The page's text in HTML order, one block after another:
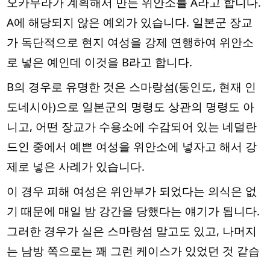
A에 해당되지 않은 예외가 있습니다. 일본군 장교
가 독단적으로 현지 여성을 강제 연행하여 위안소
로 넣은 예인데 이것을 B라고 합니다.
B의 경우로 유명한 것은 스마랑섬(동인도, 현재 인
도네시아)으로 일본군의 명령도 상관의 명령도 아
니고, 어떤 장교가 수용소에 수감되어 있는 네덜란
드인 중에서 예쁜 여성을 위안소에 넣자고 해서 강
제로 넣은 사례가 있습니다.
이 경우 피해 여성은 위안부가 되었다는 의식은 없
기 때문에 매일 밤 강간을 당했다는 얘기가 됩니다.
그러한 경우가 실은 스마랑섬 말고도 있고, 나머지
는 남방 쪽으로는 꽤 그런 케이스가 있었던 것 같습